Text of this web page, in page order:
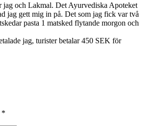
och Lakmal. Det Ayurvediska Apoteket
jag gett mig in på. Det som jag fick var två
pasta 1 matsked flytande morgon och
jag, turister betalar 450 SEK för
*